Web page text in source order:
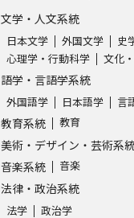
学問のミ
ユーザ
Ｑ＆Ａ よ
資料の料金の
文学・人文系統
日本文学 外国文学 史
心理学・行動科学
文化
語学・言語学系統
外国語学 日本語学 言
教育系統 教育
美術・デザイン・芸術系
音楽系統 音楽
法律・政治系統
法学 政治学